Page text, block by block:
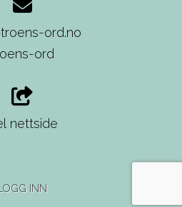
ord.no
ord
nettside
INN